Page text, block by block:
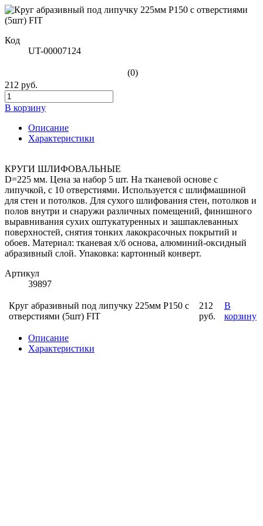
Код
UT-00007124
(0)
212 руб.
В корзину
Описание
Характеристики
КРУГИ ШЛИФОВАЛЬНЫЕ
D=225 мм. Цена за набор 5 шт. На тканевой основе с
липучкой, с 10 отверстиями. Используется с шлифмашиной
для стен и потолков. Для сухого шлифования стен, потолков и
полов внутри и снаружи различных помещений, финишного
выравнивания сухих оштукатуренных и зашпаклеванных
поверхностей, снятия тонких лакокрасочных покрытий и
обоев. Материал: тканевая х/б основа, алюминий-оксидный
абразивный слой. Упаковка: картонный конверт.
Артикул
39897
Круг абразивный под липучку 225мм Р150 с
отверстиями (5шт) FIT
212
руб.
В
корзину
Описание
Характеристики